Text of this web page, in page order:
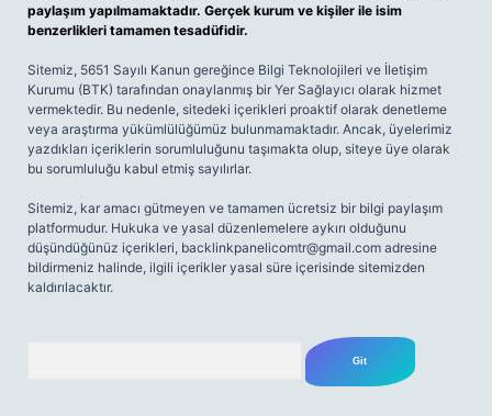
paylaşım yapılmamaktadır. Gerçek kurum ve kişiler ile isim
benzerlikleri tamamen tesadüfidir.
Sitemiz, 5651 Sayılı Kanun gereğince Bilgi Teknolojileri ve İletişim
Kurumu (BTK) tarafından onaylanmış bir Yer Sağlayıcı olarak hizmet
vermektedir. Bu nedenle, sitedeki içerikleri proaktif olarak denetleme
veya araştırma yükümlülüğümüz bulunmamaktadır. Ancak, üyelerimiz
yazdıkları içeriklerin sorumluluğunu taşımakta olup, siteye üye olarak
bu sorumluluğu kabul etmiş sayılırlar.
Sitemiz, kar amacı gütmeyen ve tamamen ücretsiz bir bilgi paylaşım
platformudur. Hukuka ve yasal düzenlemelere aykırı olduğunu
düşündüğünüz içerikleri, backlinkpanelicomtr@gmail.com adresine
bildirmeniz halinde, ilgili içerikler yasal süre içerisinde sitemizden
kaldırılacaktır.